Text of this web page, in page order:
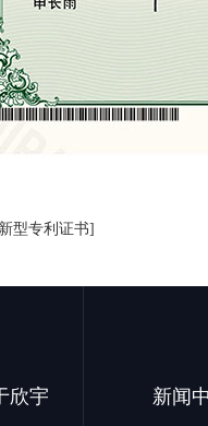
型专利证书]
欣宇 新闻